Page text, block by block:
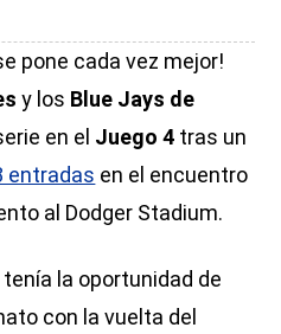
pone cada vez mejor!
y los Blue Jays de
en el Juego 4 tras un
entradas en el encuentro
al Dodger Stadium.
la oportunidad de
con la vuelta del